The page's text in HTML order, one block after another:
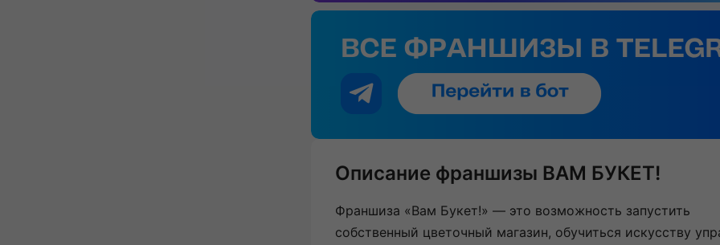
Описание франшизы ВАМ БУКЕТ!
Франшиза «Вам Букет!» — это возможность запустить
собственный цветочный магазин, обучиться искусству